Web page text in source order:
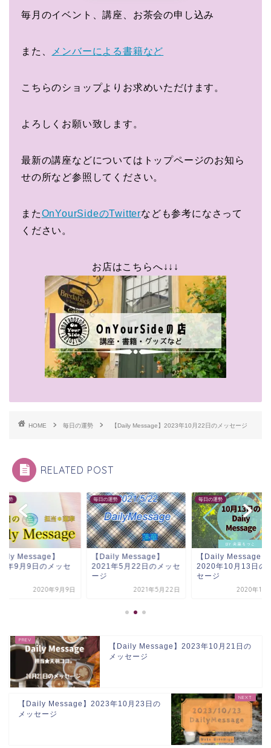
毎月のイベント、講座、お茶会の申し込み
また、 メンバーによる書籍など
こちらのショップよりお求めいただけます。
よろしくお願い致します。
最新の講座などについてはトップページのお知ら
せの所など参照してください。
またOnYourSideのTwitterなども参考になさって
ください。
お店はこちらへ↓↓↓
HOME 毎日の運勢 【Daily Message】2023年10月22日のメッセージ
RELATED POST
毎日の運勢
【Daily Message】
2021年5月22日のメッセ
2021年5月22日
毎日の運勢
【Daily Message】
2020年10月13日のメッ
2020年10月13日
毎日の運勢
【Daily
2020年9月9
【Daily Message】2023年10月21日の
メッセージ
【Daily Message】2023年10月23日の
メッセージ